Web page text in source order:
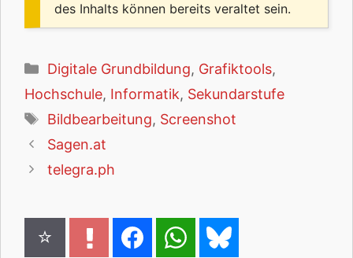
des Inhalts können bereits veraltet sein.
Kategorien
Digitale Grundbildung, Grafiktools,
Hochschule, Informatik, Sekundarstufe
Schlagwörter
Bildbearbeitung, Screenshot
Sagen.at
telegra.ph